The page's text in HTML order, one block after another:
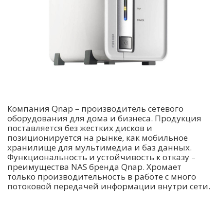
Компания Qnap – производитель сетевого
оборудования для дома и бизнеса. Продукция
поставляется без жестких дисков и
позиционируется на рынке, как мобильное
хранилище для мультимедиа и баз данных.
Функциональность и устойчивость к отказу –
преимущества NAS бренда Qnap. Хромает
только производительность в работе с много
потоковой передачей информации внутри сети.